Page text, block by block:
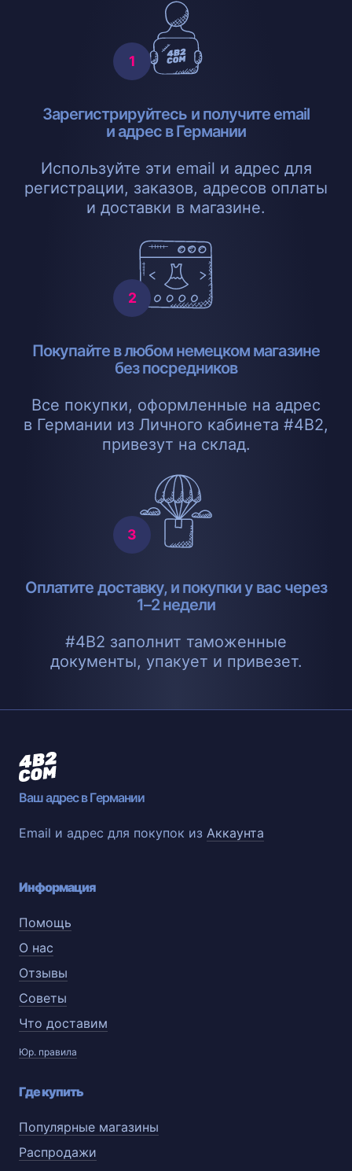
Зарегистрируйтесь и получите email
и адрес в Германии
Используйте эти email и адрес для
регистрации, заказов, адресов оплаты
и доставки в магазине.
Покупайте в любом немецком магазине
без посредников
Все покупки, оформленные на адрес
в Германии из Личного кабинета #4B2,
привезут на склад.
Оплатите доставку, и покупки у вас через
1–2 недели
#4B2 заполнит таможенные
документы, упакует и привезет.
Ваш адрес в Германии
Email и адрес для покупок из Аккаунта
Информация
Помощь
О нас
Отзывы
Советы
Что доставим
Юр. правила
Где купить
Популярные магазины
Распродажи